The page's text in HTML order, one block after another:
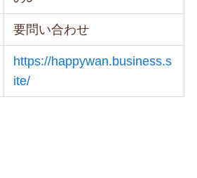
要問い合わせ
https://happywan.business.s
ite/